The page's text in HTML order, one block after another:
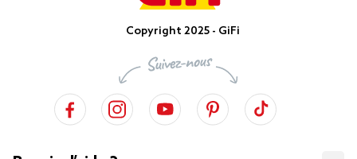
Copyright 2025 - GiFi